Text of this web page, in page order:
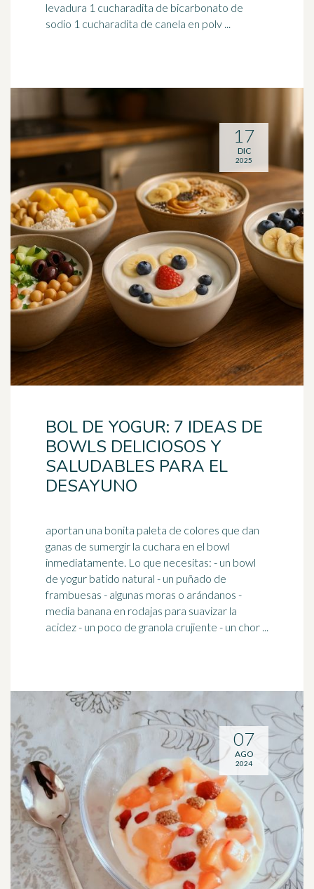
levadura 1 cucharadita de bicarbonato de
sodio 1 cucharadita de canela en polv ...
BOL DE YOGUR: 7 IDEAS DE
BOWLS DELICIOSOS Y
SALUDABLES PARA EL
DESAYUNO
aportan una bonita paleta de colores que dan
ganas de sumergir la cuchara en el bowl
inmediatamente. Lo que necesitas: - un bowl
de yogur batido natural - un puñado de
frambuesas - algunas moras o arándanos -
media banana en rodajas para suavizar la
acidez - un poco de granola crujiente - un chor ...
17
DIC
2025
07
AGO
2024